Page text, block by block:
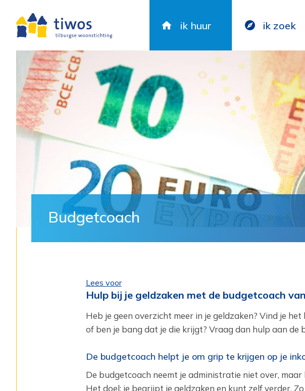
ik huur ik zoek
Budgetcoach
Lees voor
Hulp bij je geldzaken met de budgetcoach
Heb je geen overzicht meer in je geldzaken? Vind je
of ben je bang dat je die krijgt? Vraag dan hulp aan de
De budgetcoach helpt je om grip te krijgen op je
De budgetcoach neemt je administratie niet over,
Het doel: je begrijpt je geldzaken en kunt zelf verder.